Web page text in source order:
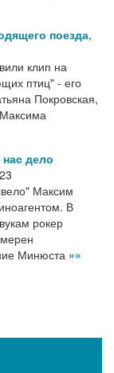
поезда,
клип на
птиц" - его
Покровская,
дело
Максим
В
рокер
Минюста »»